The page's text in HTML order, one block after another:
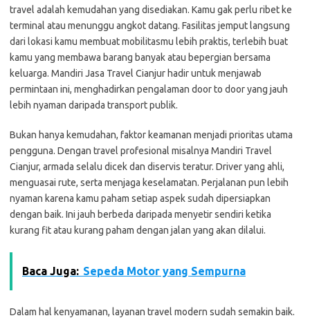
travel adalah kemudahan yang disediakan. Kamu gak perlu ribet ke
terminal atau menunggu angkot datang. Fasilitas jemput langsung
dari lokasi kamu membuat mobilitasmu lebih praktis, terlebih buat
kamu yang membawa barang banyak atau bepergian bersama
keluarga. Mandiri Jasa Travel Cianjur hadir untuk menjawab
permintaan ini, menghadirkan pengalaman door to door yang jauh
lebih nyaman daripada transport publik.
Bukan hanya kemudahan, faktor keamanan menjadi prioritas utama
pengguna. Dengan travel profesional misalnya Mandiri Travel
Cianjur, armada selalu dicek dan diservis teratur. Driver yang ahli,
menguasai rute, serta menjaga keselamatan. Perjalanan pun lebih
nyaman karena kamu paham setiap aspek sudah dipersiapkan
dengan baik. Ini jauh berbeda daripada menyetir sendiri ketika
kurang fit atau kurang paham dengan jalan yang akan dilalui.
Baca Juga: Sepeda Motor yang Sempurna
Dalam hal kenyamanan, layanan travel modern sudah semakin baik.